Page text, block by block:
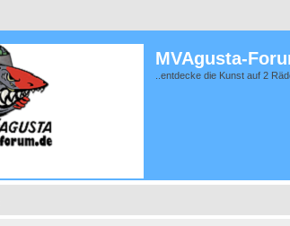
MVAgusta-
..entdecke die Kunst auf 2